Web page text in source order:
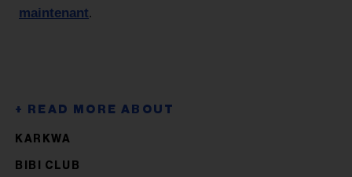
maintenant.
KARKWA
BIBI CLUB